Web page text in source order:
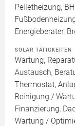
Pelletheizung,
Energieberater,
SOLAR TÄTIGKEITEN
Wartung,
Austausch,
Thermostat,
Reinigung /
Finanzierung,
Wartung /